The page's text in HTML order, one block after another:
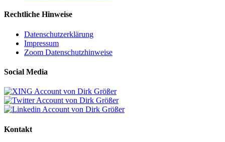
Rechtliche Hinweise
Datenschutzerklärung
Impressum
Zoom Datenschutzhinweise
Social Media
Kontakt